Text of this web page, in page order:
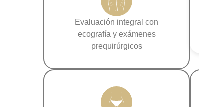
Evaluación integral con
ecografía y exámenes
prequirúrgicos